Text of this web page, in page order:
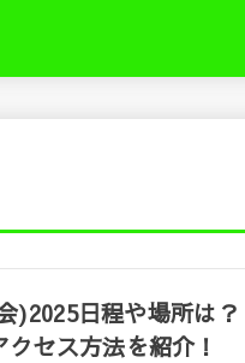
)2025日程や場所は？
セス方法を紹介！